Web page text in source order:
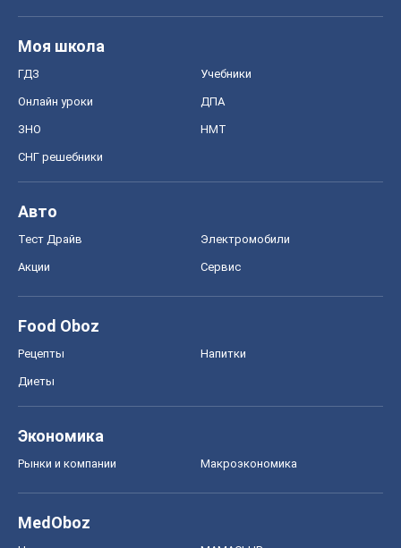
Моя школа
ГДЗ Учебники
Онлайн уроки ДПА
ЗНО НМТ
СНГ решебники
Авто
Тест Драйв Электромобили
Акции Сервис
Food Oboz
Рецепты Напитки
Диеты
Экономика
Рынки и компании Mакроэкономика
MedOboz